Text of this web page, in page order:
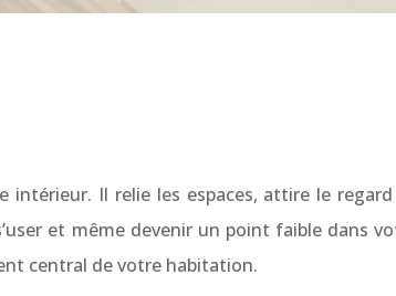
Il relie les espaces, attire le
et même devenir un point faible dans
central de votre habitation.